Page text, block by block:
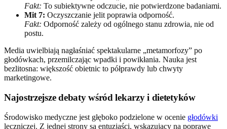
Fakt: To subiektywne odczucie, nie potwierdzone badaniami.
Mit 7: Oczyszczanie jelit poprawia odporność.
Fakt: Odporność zależy od ogólnego stanu zdrowia, nie od
postu.
Media uwielbiają nagłaśniać spektakularne „metamorfozy” po
głodówkach, przemilczając wpadki i powikłania. Nauka jest
bezlitosna: większość obietnic to półprawdy lub chwyty
marketingowe.
Najostrzejsze debaty wśród lekarzy i dietetyków
Środowisko medyczne jest głęboko podzielone w ocenie głodówki
leczniczej. Z jednej strony są entuzjaści, wskazujący na poprawę